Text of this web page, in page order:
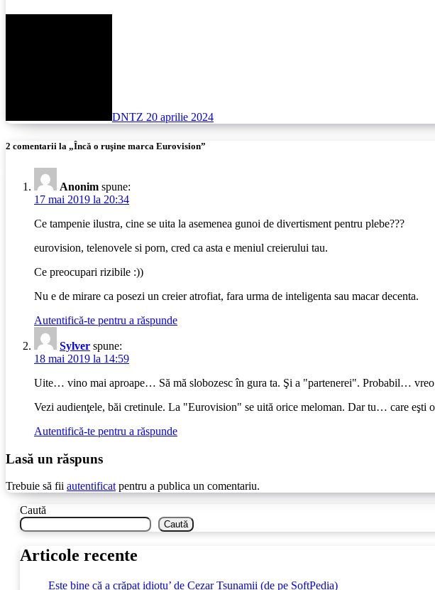
DNTZ 20 aprilie 2024
2 comentarii la „Încă o ruşine marca Eurovision”
Anonim spune:
17 mai 2019 la 20:34
Ce tampenie ilustra, cine se uita la asemenea gunoi de divertisment pentru plebe???
eurovision, telenovele si porn, cred ca asta e meniul creierului tau.
Ce preocupari rizibile :))
Nu e de mirare ca posezi un creier atrofiat, fara urma de inteligenta sau macar decenta.
Autentifică-te pentru a răspunde
Sylver spune:
18 mai 2019 la 14:59
Uite… vino mai aproape… Să mă slobozesc în gura ta. Şi a "partenerei". Probabil… vreo
Vezi audienţele, băi cretinule. La "Eurovision" se uită orice meloman. Dar tu… care eşti
Autentifică-te pentru a răspunde
Lasă un răspuns
Trebuie să fii autentificatpentru a publica un comentariu.
Caută
Caută
Articole recente
Este bine că a crăpat idiotu’ de Cezar Tsunamii (de pe SoftPedia)